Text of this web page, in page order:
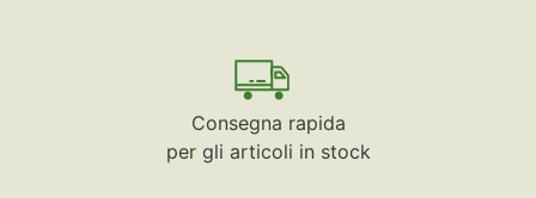
Consegna rapida
per gli articoli in stock